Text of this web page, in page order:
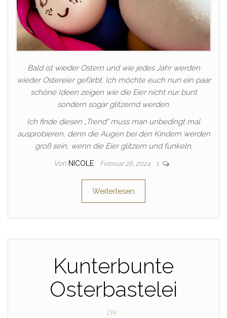
Bald ist wieder Ostern und wie jedes Jahr werden
wieder Ostereier gefärbt. Ich möchte euch nun ein paar
schöne Ideen zeigen wie die Eier nicht nur bunt
sondern sogar glitzernd werden.
Ich finde diesen „Trend“ muss man unbedingt mal
ausprobieren, denn die Augen bei den Kindern werden
groß sein, wenn die Eier glitzern und funkeln.
Von NICOLE Februar 26, 2024 1
Weiterlesen
Kunterbunte
Osterbastelei
DIY